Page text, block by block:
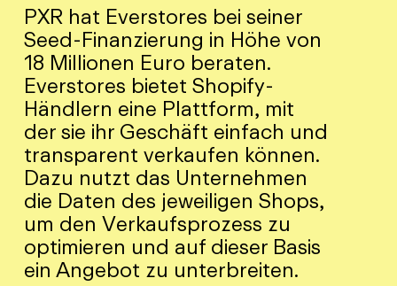
PXR hat Everstores bei seiner
Seed-Finanzierung in Höhe von
18 Millionen Euro beraten.
Everstores bietet Shopify-
Händlern eine Plattform, mit
der sie ihr Geschäft einfach und
transparent verkaufen können.
Dazu nutzt das Unternehmen
die Daten des jeweiligen Shops,
um den Verkaufsprozess zu
optimieren und auf dieser Basis
ein Angebot zu unterbreiten.